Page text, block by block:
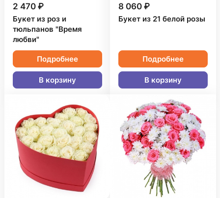
2 470 ₽
Букет из роз и
тюльпанов "Время
любви"
Подробнее
В корзину
8 060 ₽
Букет из 21 белой розы
Подробнее
В корзину